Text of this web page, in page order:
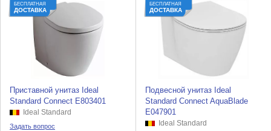
БЕСПЛАТНАЯ
ДОСТАВКА
Приставной унитаз Ideal
Standard Connect E803401
Ideal Standard
Задать вопрос
БЕСПЛАТНАЯ
ДОСТАВКА
Подвесной унитаз Ideal
Standard Connect AquaBlade
E047901
Ideal Standard